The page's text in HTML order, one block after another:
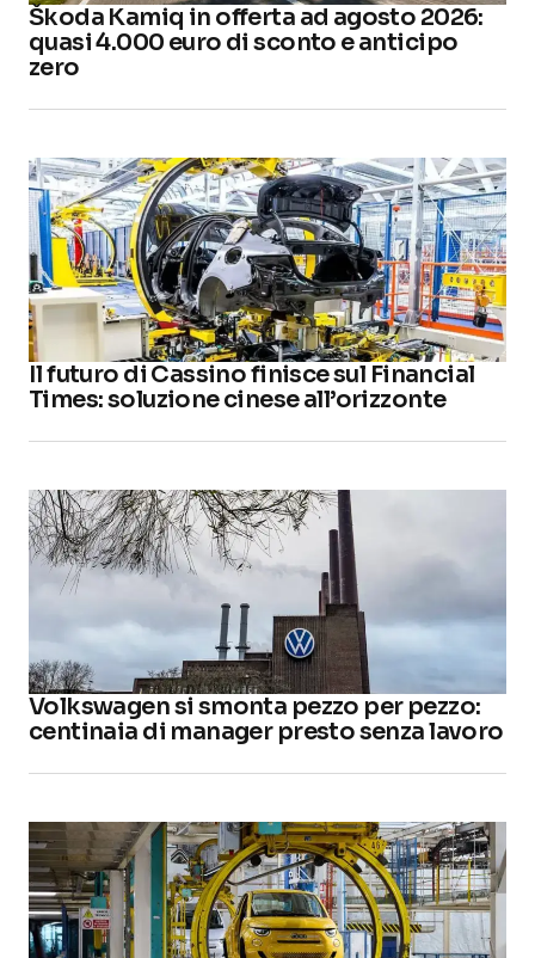
Škoda Kamiq in offerta ad agosto 2026:
quasi 4.000 euro di sconto e anticipo
zero
Il futuro di Cassino finisce sul Financial
Times: soluzione cinese all’orizzonte
Volkswagen si smonta pezzo per pezzo:
centinaia di manager presto senza lavoro